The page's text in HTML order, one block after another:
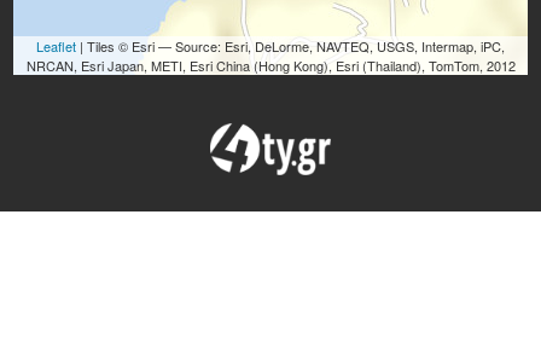
Leaflet | Tiles © Esri — Source: Esri, DeLorme, NAVTEQ, USGS, Intermap, iPC,
NRCAN, Esri Japan, METI, Esri China (Hong Kong), Esri (Thailand), TomTom, 2012